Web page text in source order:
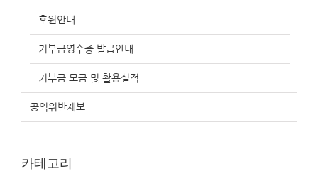
후원안내
기부금영수증 발급안내
기부금 모금 및 활용실적
공익위반제보
카테고리